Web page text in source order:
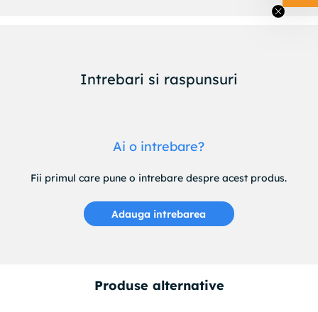
Intrebari si raspunsuri
Ai o intrebare?
Fii primul care pune o intrebare despre acest produs.
Adauga intrebarea
Produse alternative